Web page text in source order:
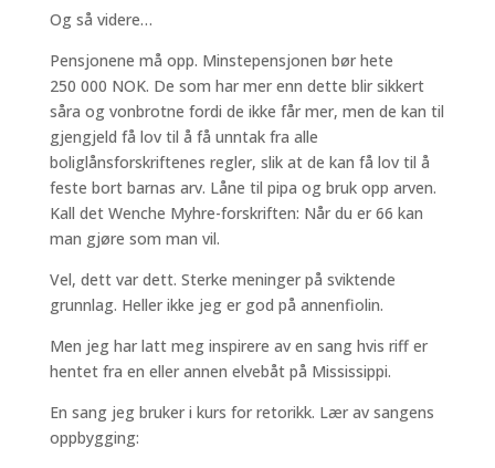
Og så videre…
Pensjonene må opp. Minstepensjonen bør hete
250 000 NOK. De som har mer enn dette blir sikkert
såra og vonbrotne fordi de ikke får mer, men de kan til
gjengjeld få lov til å få unntak fra alle
boliglånsforskriftenes regler, slik at de kan få lov til å
feste bort barnas arv. Låne til pipa og bruk opp arven.
Kall det Wenche Myhre-forskriften: Når du er 66 kan
man gjøre som man vil.
Vel, dett var dett. Sterke meninger på sviktende
grunnlag. Heller ikke jeg er god på annenfiolin.
Men jeg har latt meg inspirere av en sang hvis riff er
hentet fra en eller annen elvebåt på Mississippi.
En sang jeg bruker i kurs for retorikk. Lær av sangens
oppbygging: